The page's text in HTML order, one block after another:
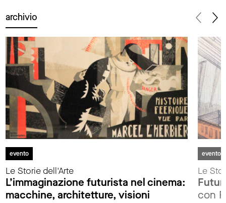
archivio
evento
Le Storie dell'Arte
L’immaginazione futurista nel cinema:
macchine, architetture, visioni
evento
Le
con